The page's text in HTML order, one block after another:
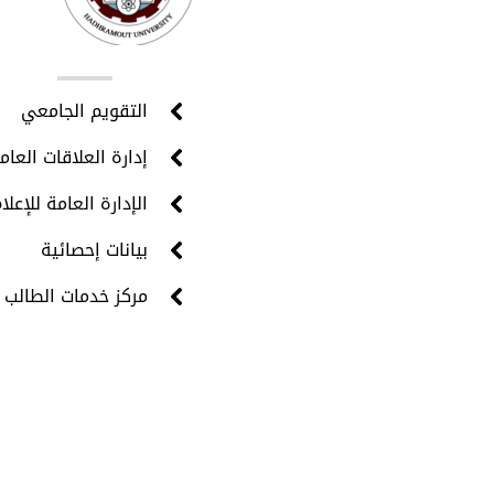
التقويم الجامعي
إدارة العلاقات
الإدارة العامة
بيانات إحصائية
مركز خدمات